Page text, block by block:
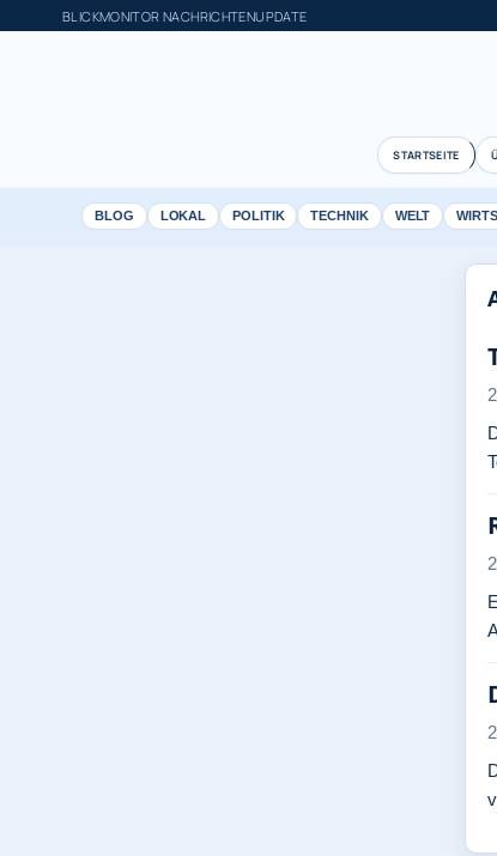
BLICKMONITOR NACHRICHTENUPDATE
STARTSEITE
BLOG LOKAL POLITIK TECHNIK WELT